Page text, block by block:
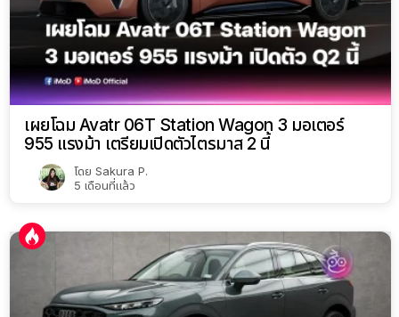
เผยโฉม Avatr 06T Station Wagon 3 มอเตอร์
955 แรงม้า เตรียมเปิดตัวไตรมาส 2 นี้
โดย Sakura P.
5 เดือนที่แล้ว